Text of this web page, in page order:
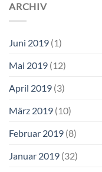
ARCHIV
Juni 2019 (1)
Mai 2019 (12)
April 2019 (3)
März 2019 (10)
Februar 2019 (8)
Januar 2019 (32)